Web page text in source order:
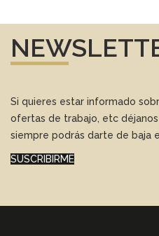
Si quieres estar informado
ofertas de trabajo, etc
siempre podrás darte de baja
SUSCRIBIRME